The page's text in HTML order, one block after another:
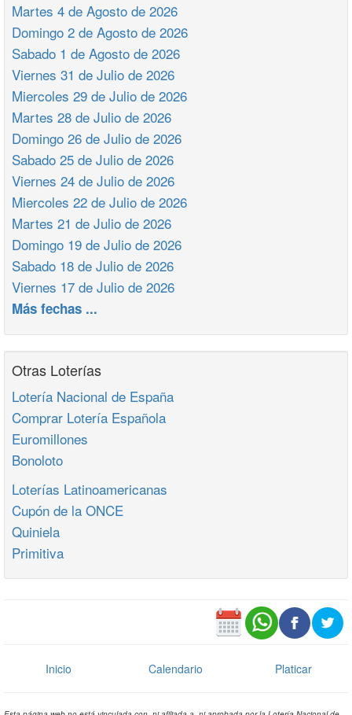
Martes 4 de Agosto de 2026
Domingo 2 de Agosto de 2026
Sabado 1 de Agosto de 2026
Viernes 31 de Julio de 2026
Miercoles 29 de Julio de 2026
Martes 28 de Julio de 2026
Domingo 26 de Julio de 2026
Sabado 25 de Julio de 2026
Viernes 24 de Julio de 2026
Miercoles 22 de Julio de 2026
Martes 21 de Julio de 2026
Domingo 19 de Julio de 2026
Sabado 18 de Julio de 2026
Viernes 17 de Julio de 2026
Más fechas ...
Otras Loterías
Lotería Nacional de España
Comprar Lotería Española
Euromillones
Bonoloto
Loterías Latinoamericanas
Cupón de la ONCE
Quiniela
Primitiva
Inicio Calendario Platicar